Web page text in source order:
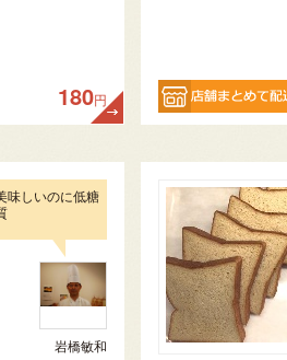
180円
味しいのに低糖
岩橋敏和